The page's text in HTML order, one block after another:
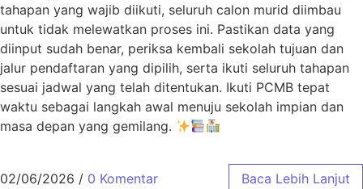
tahapan yang wajib diikuti, seluruh calon murid diimbau
untuk tidak melewatkan proses ini. Pastikan data yang
diinput sudah benar, periksa kembali sekolah tujuan dan
jalur pendaftaran yang dipilih, serta ikuti seluruh tahapan
sesuai jadwal yang telah ditentukan. Ikuti PCMB tepat
waktu sebagai langkah awal menuju sekolah impian dan
masa depan yang gemilang.
02/06/2026 / 0 Komentar Baca Lebih Lanjut